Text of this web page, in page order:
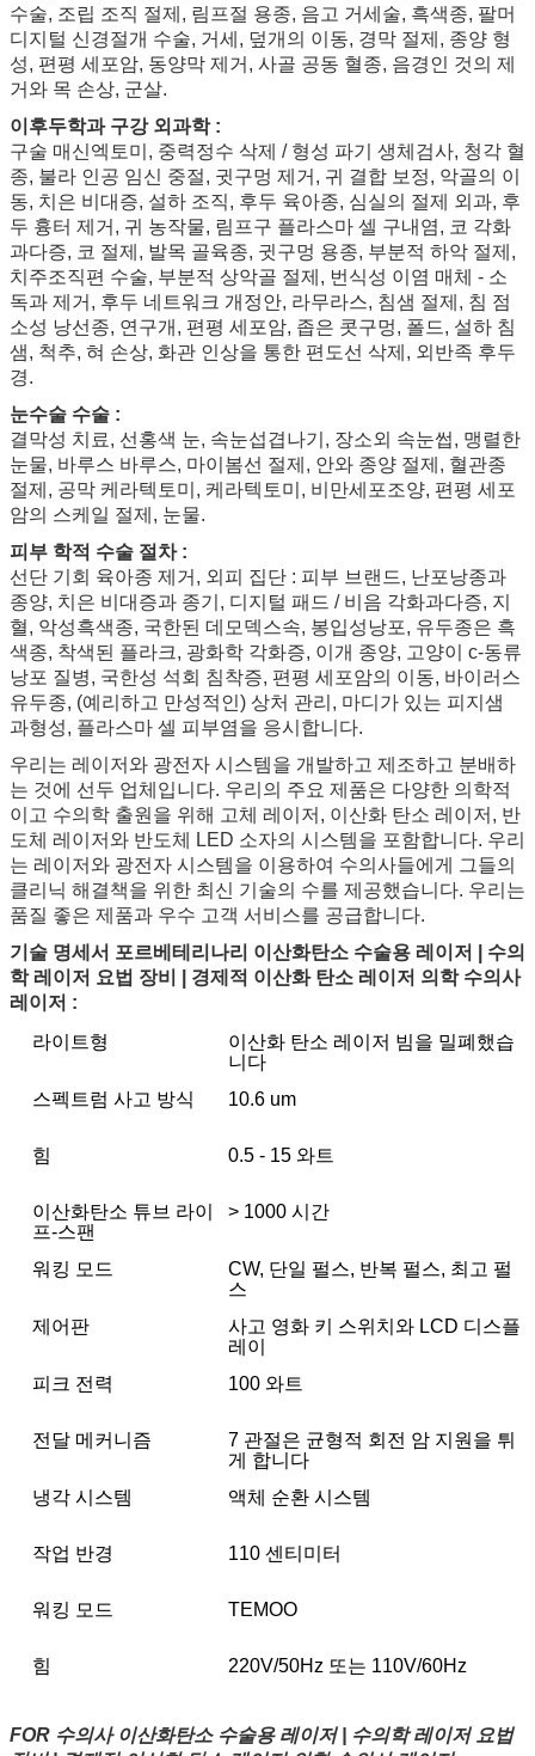
수술, 조립 조직 절제, 림프절 용종, 음고 거세술, 흑색종, 팔머
디지털 신경절개 수술, 거세, 덮개의 이동, 경막 절제, 종양 형
성, 편평 세포암, 동양막 제거, 사골 공동 혈종, 음경인 것의 제
거와 목 손상, 군살.
이후두학과 구강 외과학 :
구술 매신엑토미, 중력정수 삭제 / 형성 파기 생체검사, 청각 혈
종, 불라 인공 임신 중절, 귓구멍 제거, 귀 결합 보정, 악골의 이
동, 치은 비대증, 설하 조직, 후두 육아종, 심실의 절제 외과, 후
두 흉터 제거, 귀 농작물, 림프구 플라스마 셀 구내염, 코 각화
과다증, 코 절제, 발목 골육종, 귓구멍 용종, 부분적 하악 절제,
치주조직편 수술, 부분적 상악골 절제, 번식성 이염 매체 - 소
독과 제거, 후두 네트워크 개정안, 라무라스, 침샘 절제, 침 점
소성 낭선종, 연구개, 편평 세포암, 좁은 콧구멍, 폴드, 설하 침
샘, 척추, 혀 손상, 화관 인상을 통한 편도선 삭제, 외반족 후두
경.
눈수술 수술 :
결막성 치료, 선홍색 눈, 속눈섭겹나기, 장소외 속눈썹, 맹렬한
눈물, 바루스 바루스, 마이봄선 절제, 안와 종양 절제, 혈관종
절제, 공막 케라텍토미, 케라텍토미, 비만세포조양, 편평 세포
암의 스케일 절제, 눈물.
피부 학적 수술 절차 :
선단 기회 육아종 제거, 외피 집단 : 피부 브랜드, 난포낭종과
종양, 치은 비대증과 종기, 디지털 패드 / 비음 각화과다증, 지
혈, 악성흑색종, 국한된 데모덱스속, 봉입성낭포, 유두종은 흑
색종, 착색된 플라크, 광화학 각화증, 이개 종양, 고양이 c-동류
낭포 질병, 국한성 석회 침착증, 편평 세포암의 이동, 바이러스
유두종, (예리하고 만성적인) 상처 관리, 마디가 있는 피지샘
과형성, 플라스마 셀 피부염을 응시합니다.
우리는 레이저와 광전자 시스템을 개발하고 제조하고 분배하
는 것에 선두 업체입니다. 우리의 주요 제품은 다양한 의학적
이고 수의학 출원을 위해 고체 레이저, 이산화 탄소 레이저, 반
도체 레이저와 반도체 LED 소자의 시스템을 포함합니다. 우리
는 레이저와 광전자 시스템을 이용하여 수의사들에게 그들의
클리닉 해결책을 위한 최신 기술의 수를 제공했습니다. 우리는
품질 좋은 제품과 우수 고객 서비스를 공급합니다.
기술 명세서 포르베테리나리 이산화탄소 수술용 레이저 | 수의
학 레이저 요법 장비 | 경제적 이산화 탄소 레이저 의학 수의사
레이저 :
라이트형
이산화 탄소 레이저 빔을 밀폐했습
니다
스펙트럼 사고 방식
10.6 um
힘 0.5 - 15 와트
이산화탄소 튜브 라이
프-스팬
> 1000 시간
워킹 모드
CW, 단일 펄스, 반복 펄스, 최고 펄
스
제어판
사고 영화 키 스위치와 LCD 디스플
레이
피크 전력
100 와트
전달 메커니즘
7 관절은 균형적 회전 암 지원을 튀
게 합니다
냉각 시스템
액체 순환 시스템
작업 반경 110 센티미터
워킹 모드 TEMOO
힘 220V/50Hz 또는 110V/60Hz
FOR 수의사 이산화탄소 수술용 레이저 | 수의학 레이저 요법